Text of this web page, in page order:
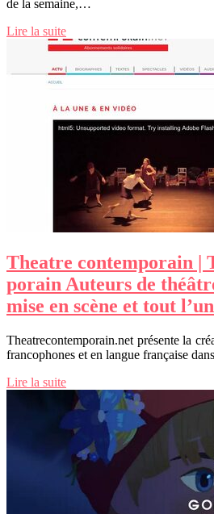
de la semaine,…
Lire la suite
Theatre con­tem­po­rain |
po­rain Auteurs de
mise en scène et tout
Theatrecontemporain.net présente la
francophones et en langue française
Lire la suite